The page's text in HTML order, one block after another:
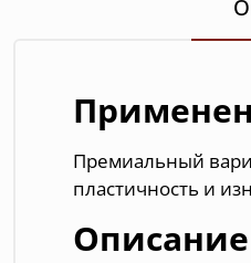
Премиальный
пластичность и
Описание